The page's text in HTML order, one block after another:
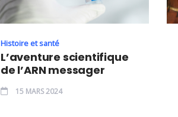
Histoire et santé
L’aventure scientifique
de l’ARN messager
15 MARS 2024